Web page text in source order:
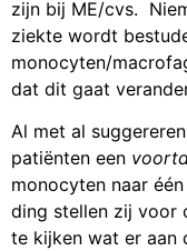
zijn bij ME/cvs.
ziekte wordt
monocyten/
dat dit gaat
Al met al
patiënten een
monocyten naar
ding stellen zij voor
te kijken wat er aan